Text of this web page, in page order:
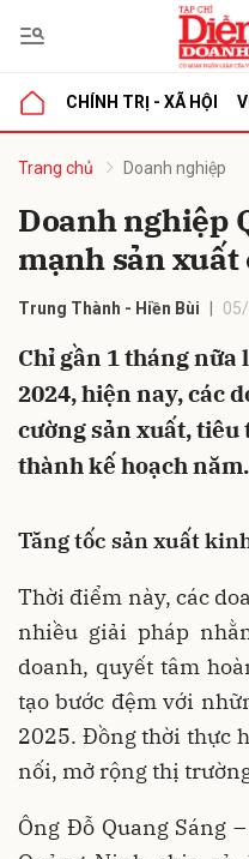
CHÍNH TRỊ - XÃ HỘI
Trang chủ Doanh nghiệp
Doanh nghiệp
mạnh sản
Trung Thành - Hiền Bùi
Chỉ gần 1 tháng
2024, hiện nay, các
cường sản xuất, tiêu
thành kế hoạch năm.
Tăng tốc sản xuất
Thời điểm này, các
nhiều giải pháp
doanh, quyết tâm
tạo bước đệm với
2025. Đồng thời thực
nối, mở rộng thị
Ông Đỗ Quang Sáng
luận